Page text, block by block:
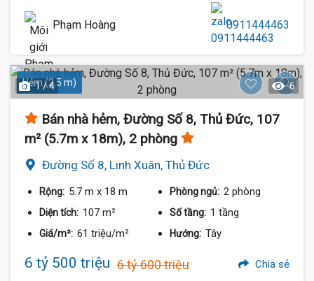
Phạm Hoàng 0911444463
Hẻm (2.5 m)
1 / 4 6
Bán nhà hẻm, Đường Số 8, Thủ Đức, 107
m² (5.7m x 18m), 2 phòng
Đường Số 8, Linh Xuân, Thủ Đức
Rộng: 5.7 m x 18 m Phòng ngủ: 2 phòng
Diện tích: 107 m² Số tầng: 1 tầng
Giá/m²: 61 triệu/m² Hướng: Tây
6 tỷ 500 triệu 6 tỷ 600 triệu Chia sẻ